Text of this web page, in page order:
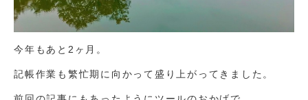
今年もあと2ヶ月。
記帳作業も繁忙期に向かって盛り上がってきました。